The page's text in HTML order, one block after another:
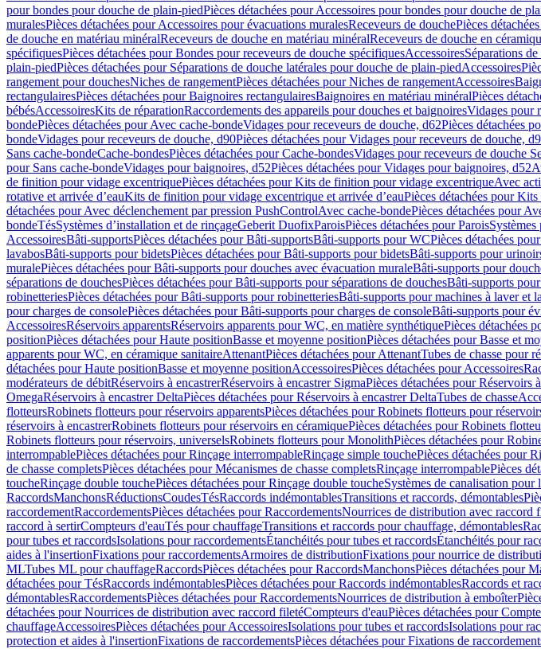
pour bondes pour douche de plain-piedPièces détachées pour Accessoires pour bondes pour douche de
muralesPièces détachées pour Accessoires pour évacuations muralesReceveurs de douchePièces
de douche en matériau minéralReceveurs de douche en matériau minéralReceveurs de douche en
spécifiquesPièces détachées pour Bondes pour receveurs de douche spécifiquesAccessoiresSéparations
plain-piedPièces détachées pour Séparations de douche latérales pour douche de plain-piedAccessoires
rangement pour douchesNiches de rangementPièces détachées pour Niches de rangementAccessoires
rectangulairesPièces détachées pour Baignoires rectangulairesBaignoires en matériau minéralPièces
bébésAccessoiresKits de réparationRaccordements des appareils pour douches et baignoiresVidages pour
bondePièces détachées pour Avec cache-bondeVidages pour receveurs de douche, d62Pièces détachées
bondeVidages pour receveurs de douche, d90Pièces détachées pour Vidages pour receveurs de douche,
Sans cache-bondeCache-bondesPièces détachées pour Cache-bondesVidages pour receveurs de douche
pour Sans cache-bondeVidages pour baignoires, d52Pièces détachées pour Vidages pour baignoires, d52
de finition pour vidage excentriquePièces détachées pour Kits de finition pour vidage excentriqueAvec
rotative et arrivée d’eauKits de finition pour vidage excentrique et arrivée d’eauPièces détachées pour
détachées pour Avec déclenchement par pression PushControlAvec cache-bondePièces détachées pour
bondeTésSystèmes d’installation et de rinçageGeberit DuofixParoisPièces détachées pour ParoisSystèmes
AccessoiresBâti-supportsPièces détachées pour Bâti-supportsBâti-supports pour WCPièces détachées
lavabosBâti-supports pour bidetsPièces détachées pour Bâti-supports pour bidetsBâti-supports pour
muralePièces détachées pour Bâti-supports pour douches avec évacuation muraleBâti-supports pour
séparations de douchesPièces détachées pour Bâti-supports pour séparations de douchesBâti-supports
robinetteriesPièces détachées pour Bâti-supports pour robinetteriesBâti-supports pour machines à laver et
pour charges de consolePièces détachées pour Bâti-supports pour charges de consoleBâti-supports pour
AccessoiresRéservoirs apparentsRéservoirs apparents pour WC, en matière synthétiquePièces détachées
positionPièces détachées pour Haute positionBasse et moyenne positionPièces détachées pour Basse et
apparents pour WC, en céramique sanitaireAttenantPièces détachées pour AttenantTubes de chasse pour
détachées pour Haute positionBasse et moyenne positionAccessoiresPièces détachées pour Accessoires
modérateurs de débitRéservoirs à encastrerRéservoirs à encastrer SigmaPièces détachées pour Réservoirs
OmegaRéservoirs à encastrer DeltaPièces détachées pour Réservoirs à encastrer DeltaTubes de chasse
flotteursRobinets flotteurs pour réservoirs apparentsPièces détachées pour Robinets flotteurs pour
réservoirs à encastrerRobinets flotteurs pour réservoirs en céramiquePièces détachées pour Robinets
Robinets flotteurs pour réservoirs, universelsRobinets flotteurs pour MonolithPièces détachées pour
interrompablePièces détachées pour Rinçage interrompableRinçage simple touchePièces détachées pour
de chasse completsPièces détachées pour Mécanismes de chasse completsRinçage interrompablePièces
toucheRinçage double touchePièces détachées pour Rinçage double toucheSystèmes de canalisation pour
RaccordsManchonsRéductionsCoudesTésRaccords indémontablesTransitions et raccords, démontables
raccordementRaccordementsPièces détachées pour RaccordementsNourrices de distribution avec raccord
raccord à sertirCompteurs d'eauTés pour chauffageTransitions et raccords pour chauffage, démontables
pour tubes et raccordsIsolations pour raccordementsÉtanchéités pour tubes et raccordsÉtanchéités pour
aides à l'insertionFixations pour raccordementsArmoires de distributionFixations pour nourrice de
MLTubes ML pour chauffageRaccordsPièces détachées pour RaccordsManchonsPièces détachées pour
détachées pour TésRaccords indémontablesPièces détachées pour Raccords indémontablesRaccords et
démontablesRaccordementsPièces détachées pour RaccordementsNourrices de distribution à emboîter
détachées pour Nourrices de distribution avec raccord filetéCompteurs d'eauPièces détachées pour
chauffageAccessoiresPièces détachées pour AccessoiresIsolations pour tubes et raccordsIsolations pour
protection et aides à l'insertionFixations de raccordementsPièces détachées pour Fixations de